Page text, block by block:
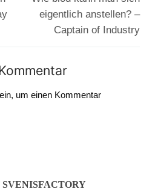
Beitrag:
eigentlich anstellen? –
Captain of Industry
um einen Kommentar